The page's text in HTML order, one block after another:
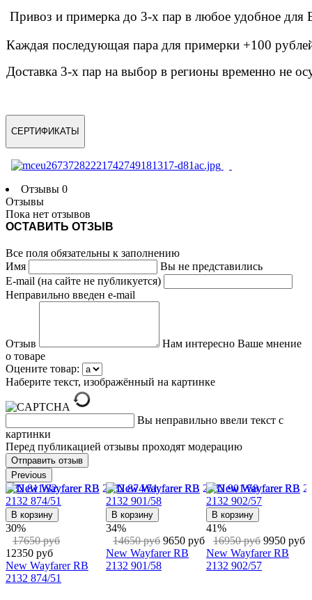
Привоз и примерка до 3-х пар в любое удобное
Каждая последующая пара для примерки +100
Доставка 3-х пар на выбор в регионы временно не
СЕРТИФИКАТЫ
Отзывы 0
Отзывы
Пока нет отзывов
ОСТАВИТЬ ОТЗЫВ
Все поля обязательны к заполнению
Имя
Вы не представились
E-mail (на сайте не публикуется)
Неправильно введен e-mail
Отзыв
Нам интересно Ваше мнение
о товаре
Оцените товар:
Наберите текст, изображённый на картинке
Вы неправильно ввели текст с
картинки
Перед публикацией отзывы проходят модерацию
Previous
руб9950 руб
RB
57
17950 руб
12650 руб
New Wayfarer RB
Подробнее
15950 руб8950 руб
New Wayfarer RB
2132 622/17
16950
10350